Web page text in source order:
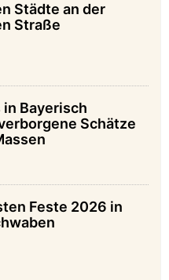
Städte an der
Straße
Bayerisch
Schätze
Feste 2026 in